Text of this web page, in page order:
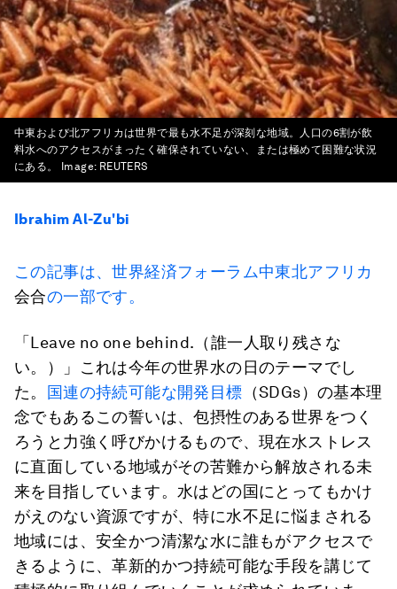
中東および北アフリカは世界で最も水不足が深刻な地域。人口の6割が飲
料水へのアクセスがまったく確保されていない、または極めて困難な状況
にある。
Image: REUTERS
Ibrahim Al-Zu'bi
この記事は、世界経済フォーラム中東北アフリカ
会合の一部です。
「Leave no one behind.（誰一人取り残さな
い。）」これは今年の世界水の日のテーマでし
た。
国連の持続可能な開発目標 （SDGs）の基本理
念でもあるこの誓いは、包摂性のある世界をつく
ろうと力強く呼びかけるもので、現在水ストレス
に直面している地域がその苦難から解放される未
来を目指しています。水はどの国にとってもかけ
がえのない資源ですが、特に水不足に悩まされる
地域には、安全かつ清潔な水に誰もがアクセスで
きるように、革新的かつ持続可能な手段を講じて